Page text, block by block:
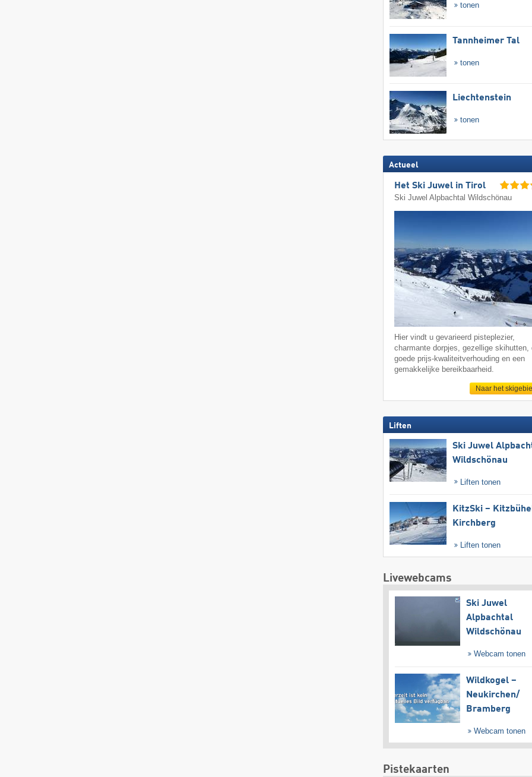
tonen
Tannheimer Tal
tonen
Liechtenstein
tonen
Actueel
Het Ski Juwel in Tirol
Ski Juwel Alpbachtal Wildschönau
Hier vindt u gevarieerd pisteplezier,
charmante dorpjes, gezellige skihutten,
goede prijs-kwaliteitverhouding en een
gemakkelijke bereikbaarheid.
Naar het
Liften
Ski Juwel
Wildschönau
Liften tonen
KitzSki –
Kirchberg
Liften tonen
Livewebcams
Ski Juwel
Alpbachtal
Wildschönau
Webcam tonen
Wildkogel –
Neukirchen/​
Bramberg
Webcam tonen
Pistekaarten